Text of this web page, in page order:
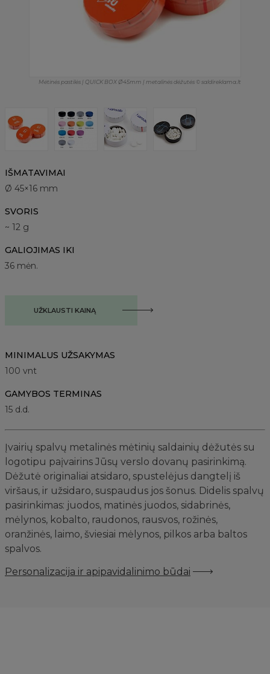
Mėtinės pastilės | QUICK BOX Ø45mm | metalinės dėžutės © saldireklama.lt
IŠMATAVIMAI
Ø 45×16 mm
SVORIS
~ 12 g
GALIOJIMAS IKI
36 mėn.
UŽKLAUSTI KAINĄ
MINIMALUS UŽSAKYMAS
100 vnt
GAMYBOS TERMINAS
15 d.d.
Įvairių spalvų metalinės mėtinių saldainių dėžutės su
logotipu paįvairins Jūsų verslo dovanų pasirinkimą.
Dėžutė originaliai atsidaro, spustelėjus dangtelį iš
viršaus, ir užsidaro, suspaudus jos šonus. Didelis spalvų
pasirinkimas: juodos, matinės juodos, sidabrinės,
mėlynos, kobalto, raudonos, rausvos, rožinės,
oranžinės, laimo, šviesiai mėlynos, pilkos arba baltos
spalvos.
Personalizacija ir apipavidalinimo būdai